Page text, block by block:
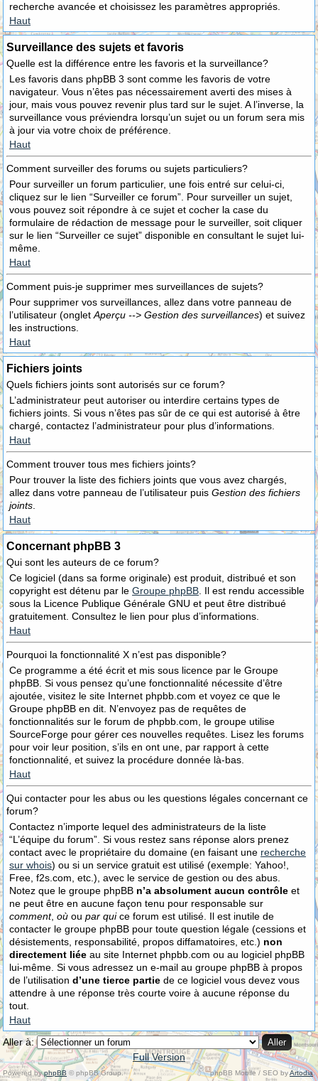
recherche avancée et choisissez les paramètres appropriés.
Haut
Surveillance des sujets et favoris
Quelle est la différence entre les favoris et la surveillance?
Les favoris dans phpBB 3 sont comme les favoris de votre
navigateur. Vous n’êtes pas nécessairement averti des mises à
jour, mais vous pouvez revenir plus tard sur le sujet. A l’inverse, la
surveillance vous préviendra lorsqu’un sujet ou un forum sera mis
à jour via votre choix de préférence.
Haut
Comment surveiller des forums ou sujets particuliers?
Pour surveiller un forum particulier, une fois entré sur celui-ci,
cliquez sur le lien “Surveiller ce forum”. Pour surveiller un sujet,
vous pouvez soit répondre à ce sujet et cocher la case du
formulaire de rédaction de message pour le surveiller, soit cliquer
sur le lien “Surveiller ce sujet” disponible en consultant le sujet lui-
même.
Haut
Comment puis-je supprimer mes surveillances de sujets?
Pour supprimer vos surveillances, allez dans votre panneau de
l’utilisateur (onglet Aperçu --> Gestion des surveillances) et suivez
les instructions.
Haut
Fichiers joints
Quels fichiers joints sont autorisés sur ce forum?
L’administrateur peut autoriser ou interdire certains types de
fichiers joints. Si vous n’êtes pas sûr de ce qui est autorisé à être
chargé, contactez l’administrateur pour plus d’informations.
Haut
Comment trouver tous mes fichiers joints?
Pour trouver la liste des fichiers joints que vous avez chargés,
allez dans votre panneau de l’utilisateur puis Gestion des fichiers
joints
Haut
Concernant phpBB 3
Qui sont les auteurs de ce forum?
Ce logiciel (dans sa forme originale) est produit, distribué et son
copyright est détenu par le Groupe phpBB . Il est rendu accessible
sous la Licence Publique Générale GNU et peut être distribué
gratuitement. Consultez le lien pour plus d’informations.
Haut
Pourquoi la fonctionnalité X n’est pas disponible?
Ce programme a été écrit et mis sous licence par le Groupe
phpBB. Si vous pensez qu’une fonctionnalité nécessite d’être
ajoutée, visitez le site Internet phpbb.com et voyez ce que le
Groupe phpBB en dit. N’envoyez pas de requêtes de
fonctionnalités sur le forum de phpbb.com, le groupe utilise
SourceForge pour gérer ces nouvelles requêtes. Lisez les forums
pour voir leur position, s’ils en ont une, par rapport à cette
fonctionnalité, et suivez la procédure donnée là-bas.
Haut
Qui contacter pour les abus ou les questions légales concernant ce
forum?
Contactez n’importe lequel des administrateurs de la liste
“L’équipe du forum”. Si vous restez sans réponse alors prenez
contact avec le propriétaire du domaine (en faisant une recherche
sur whois) ou si un service gratuit est utilisé (exemple: Yahoo!,
Free, f2s.com, etc.), avec le service de gestion ou des abus.
Notez que le groupe phpBB n’a absolument aucun contrôle et
ne peut être en aucune façon tenu pour responsable sur
comment, où ou par quice forum est utilisé. Il est inutile de
contacter le groupe phpBB pour toute question légale (cessions et
désistements, responsabilité, propos diffamatoires, etc.) non
directement liée au site Internet phpbb.com ou au logiciel phpBB
lui-même. Si vous adressez un e-mail au groupe phpBB à propos
de l’utilisation d’une tierce partie de ce logiciel vous devez vous
attendre à une réponse très courte voire à aucune réponse du
tout.
Haut
Aller à:
Full Version
Powered byphpBB © phpBB Group. phpBB Mobile / SEO byArtodia.